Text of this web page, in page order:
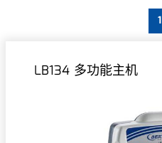
1
LB134 多功能主机